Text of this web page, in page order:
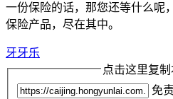
一份保险的话，那您还等什么呢
保险产品，尽在其中。
牙牙乐
点击这里复
免